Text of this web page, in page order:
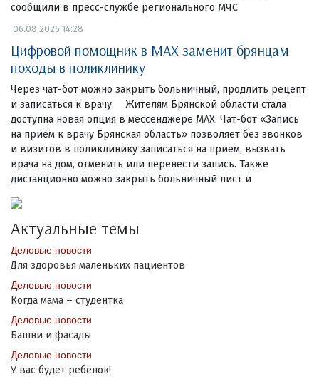
сообщили в пресс-службе регионального МЧС
06.08.2026 14:28
Цифровой помощник в MAX заменит брянцам
походы в поликлинику
Через чат-бот можно закрыть больничный, продлить рецепт
и записаться к врачу. Жителям Брянской области стала
доступна новая опция в мессенджере MAX. Чат-бот «Запись
на приём к врачу Брянская область» позволяет без звонков
и визитов в поликлинику записаться на приём, вызвать
врача на дом, отменить или перенести запись. Также
дистанционно можно закрыть больничный лист и
Актуальные темы
Деловые новости
Для здоровья маленьких пациентов
Деловые новости
Когда мама – студентка
Деловые новости
Башни и фасады
Деловые новости
У вас будет ребёнок!